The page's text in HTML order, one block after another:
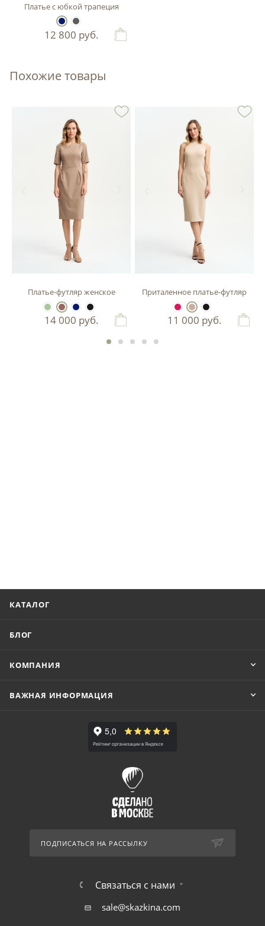
Платье с юбкой трапеция
12 800 руб.
Похожие товары
Платье-футляр женское
14 000 руб.
Приталенное платье-футляр
11 000 руб.
КАТАЛОГ
БЛОГ
КОМПАНИЯ
ВАЖНАЯ ИНФОРМАЦИЯ
ПОДПИСАТЬСЯ НА РАССЫЛКУ
Связаться с нами
sale@skazkina.com